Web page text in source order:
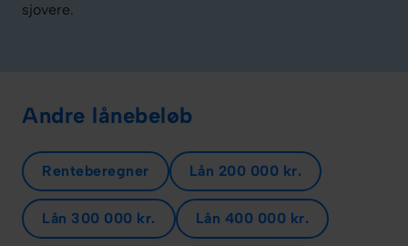
sjovere.
Andre lånebeløb
Renteberegner Lån 200 000 kr.
Lån 300 000 kr. Lån 400 000 kr.